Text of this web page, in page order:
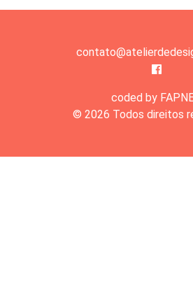
coded by
© 2026 Todos direitos